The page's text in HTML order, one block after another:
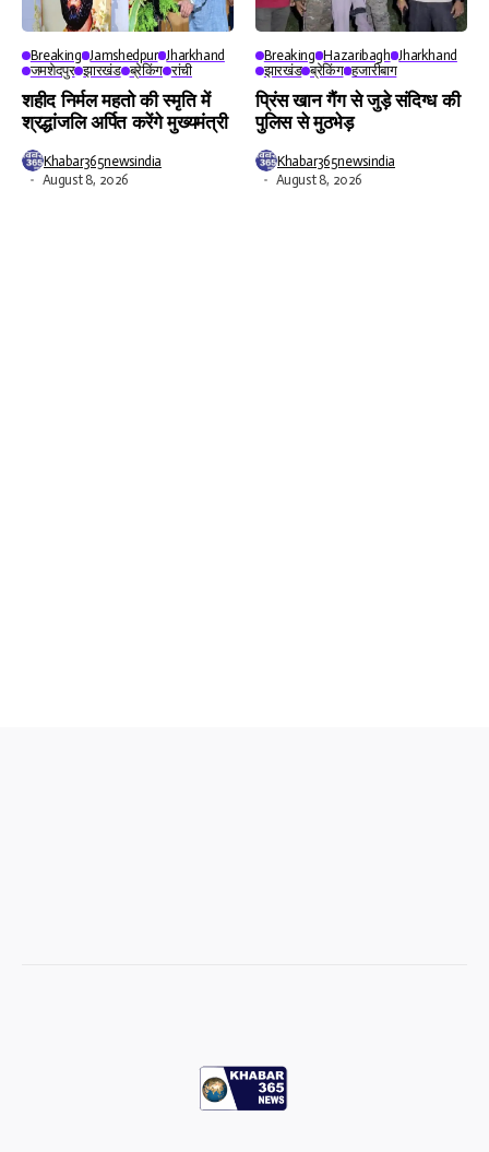
Breaking Jamshedpur Jharkhand
जमशेदपुर झारखंड ब्रेकिंग रांची
शहीद निर्मल महतो की स्मृति में
श्रद्धांजलि अर्पित करेंगे मुख्यमंत्री
Khabar365newsindia
August 8, 2026
Breaking Hazaribagh Jharkhand
झारखंड ब्रेकिंग हजारीबाग
प्रिंस खान गैंग से जुड़े संदिग्ध की
पुलिस से मुठभेड़
Khabar365newsindia
August 8, 2026